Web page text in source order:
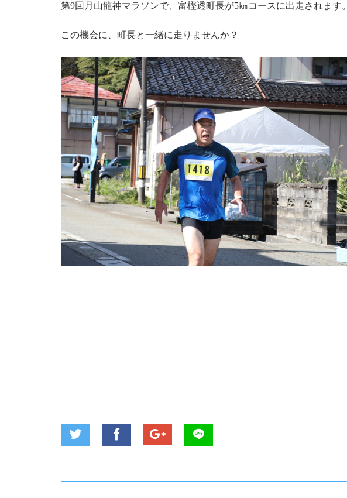
第9回月山龍神マラソンで、富樫透町長が5㎞コースに出走されます。
この機会に、町長と一緒に走りませんか？